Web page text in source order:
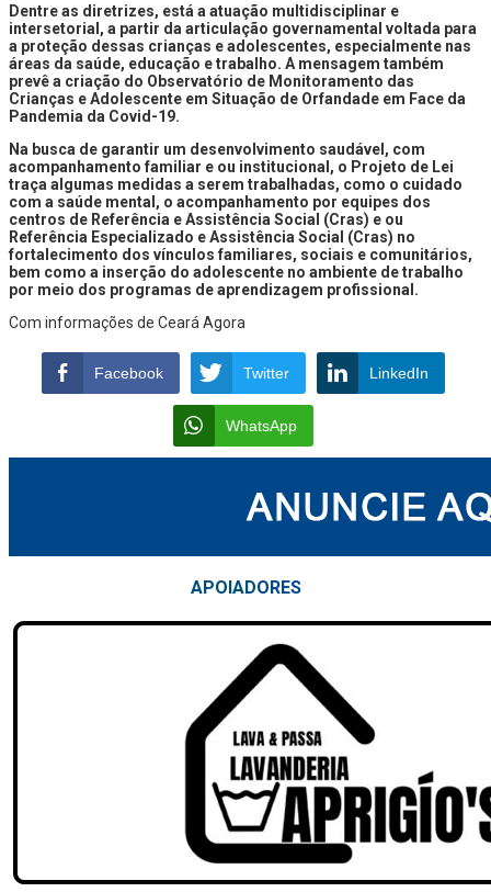
Dentre as diretrizes, está a atuação multidisciplinar e
intersetorial, a partir da articulação governamental voltada para
a proteção dessas crianças e adolescentes, especialmente nas
áreas da saúde, educação e trabalho. A mensagem também
prevê a criação do Observatório de Monitoramento das
Crianças e Adolescente em Situação de Orfandade em Face da
Pandemia da Covid-19.
Na busca de garantir um desenvolvimento saudável, com
acompanhamento familiar e ou institucional, o Projeto de Lei
traça algumas medidas a serem trabalhadas, como o cuidado
com a saúde mental, o acompanhamento por equipes dos
centros de Referência e Assistência Social (Cras) e ou
Referência Especializado e Assistência Social (Cras) no
fortalecimento dos vínculos familiares, sociais e comunitários,
bem como a inserção do adolescente no ambiente de trabalho
por meio dos programas de aprendizagem profissional.
Com informações de Ceará Agora
Facebook Twitter LinkedIn
WhatsApp
APOIADORES